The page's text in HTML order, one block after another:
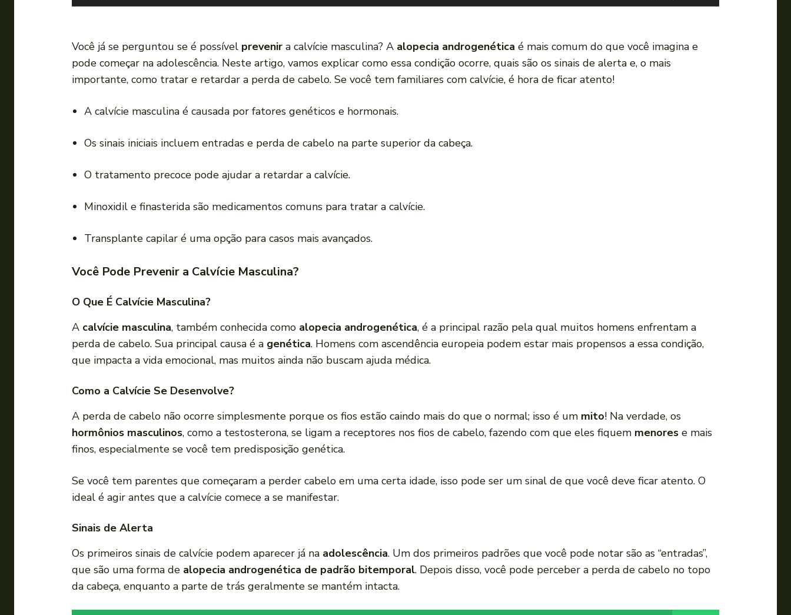
o
a
o
d
á
d
o
s
a
i
x
a
u
m
Você já se perguntou se é possível prevenir a calvície masculina? A alopecia androgenética é mais comum do que você imagina e
pode começar na adolescência. Neste artigo, vamos explicar como essa condição ocorre, quais são os sinais de alerta e, o mais
importante, como tratar e retardar a perda de cabelo. Se você tem familiares com calvície, é hora de ficar atento!
A calvície masculina é causada por fatores genéticos e hormonais.
Os sinais iniciais incluem entradas e perda de cabelo na parte superior da cabeça.
O tratamento precoce pode ajudar a retardar a calvície.
Minoxidil e finasterida são medicamentos comuns para tratar a calvície.
Transplante capilar é uma opção para casos mais avançados.
Você Pode Prevenir a Calvície Masculina?
O Que É Calvície Masculina?
A calvície masculina, também conhecida como alopecia androgenética, é a principal razão pela qual muitos homens enfrentam a
perda de cabelo. Sua principal causa é a genética. Homens com ascendência europeia podem estar mais propensos a essa condição,
que impacta a vida emocional, mas muitos ainda não buscam ajuda médica.
Como a Calvície Se Desenvolve?
A perda de cabelo não ocorre simplesmente porque os fios estão caindo mais do que o normal; isso é um mito! Na verdade, os
hormônios masculinos, como a testosterona, se ligam a receptores nos fios de cabelo, fazendo com que eles fiquem menores e mais
finos, especialmente se você tem predisposição genética.
Se você tem parentes que começaram a perder cabelo em uma certa idade, isso pode ser um sinal de que você deve ficar atento. O
ideal é agir antes que a calvície comece a se manifestar.
Sinais de Alerta
Os primeiros sinais de calvície podem aparecer já na adolescência. Um dos primeiros padrões que você pode notar são as “entradas”,
que são uma forma de alopecia androgenética de padrão bitemporal. Depois disso, você pode perceber a perda de cabelo no topo
da cabeça, enquanto a parte de trás geralmente se mantém intacta.